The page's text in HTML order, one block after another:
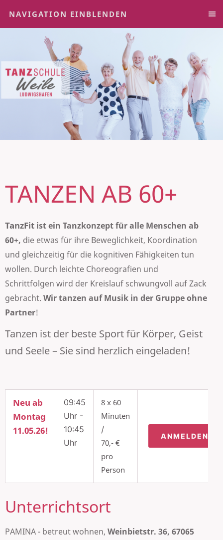
NAVIGATION EINBLENDEN
TANZEN AB 60+
TanzFit ist ein Tanzkonzept für alle Menschen ab
60+, die etwas für ihre Beweglichkeit, Koordination
und gleichzeitig für die kognitiven Fähigkeiten tun
wollen. Durch leichte Choreografien und
Schrittfolgen wird der Kreislauf schwungvoll auf Zack
gebracht. Wir tanzen auf Musik in der Gruppe ohne
Partner!
Tanzen ist der beste Sport für Körper, Geist
und Seele – Sie sind herzlich eingeladen!
Neu ab
Montag
11.05.26!
09:45
Uhr -
10:45
Uhr
8 x 60
Minuten
/
70,- €
pro
Person
ANMELDEN
Unterrichtsort
PAMINA - betreut wohnen, Weinbietstr. 36, 67065